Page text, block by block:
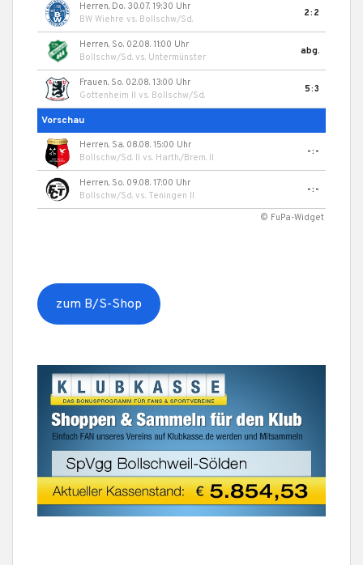
Herren, Do. 30.07. 19:30 Uhr
BW Wiehre vs. Bollschw/Sd.
2:2
Herren, So. 02.08. 11:00 Uhr
Bollschw/Sd. vs. Untermünster
abg.
Frauen, So. 02.08. 13:00 Uhr
Gottenheim II vs. Bollschw/Sd.
5:3
Vorschau
Herren, Sa. 08.08. 15:00 Uhr
Bollschw/Sd. II vs. Harth./Brem. II
-:-
Herren, So. 09.08. 17:00 Uhr
Bollschw/Sd. vs. Teningen II
-:-
© FuPa-Widget
zum B/S-Shop